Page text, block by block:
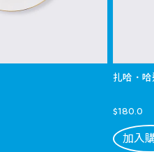
扎哈．
$180.0
加入